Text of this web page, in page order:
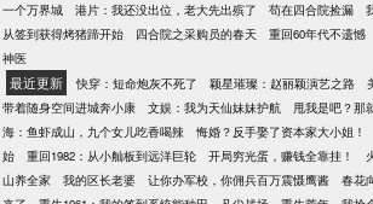
一个万界城
港片：我还没出位，老大先出殡了 苟在四合院捡漏
从签到获得烤猪蹄开始
四合院之采购员的春天 重回60年代不遗憾
神医
最近更新 快穿：短命炮灰不死了 颖星璀璨：赵丽颖演艺之路
带着随身空间进城奔小康
文娱：我为天仙妹妹护航 甩我是吧？那
海：鱼虾成山，九个女儿吃香喝辣
悔婚？反手娶了资本家大小姐！
始
重回1982：从小舢板到远洋巨轮 开局穷光蛋，赚钱全靠挂！
山养全家
我的区长老婆 让你办军校，你佣兵百万震慑鹰酱 春花